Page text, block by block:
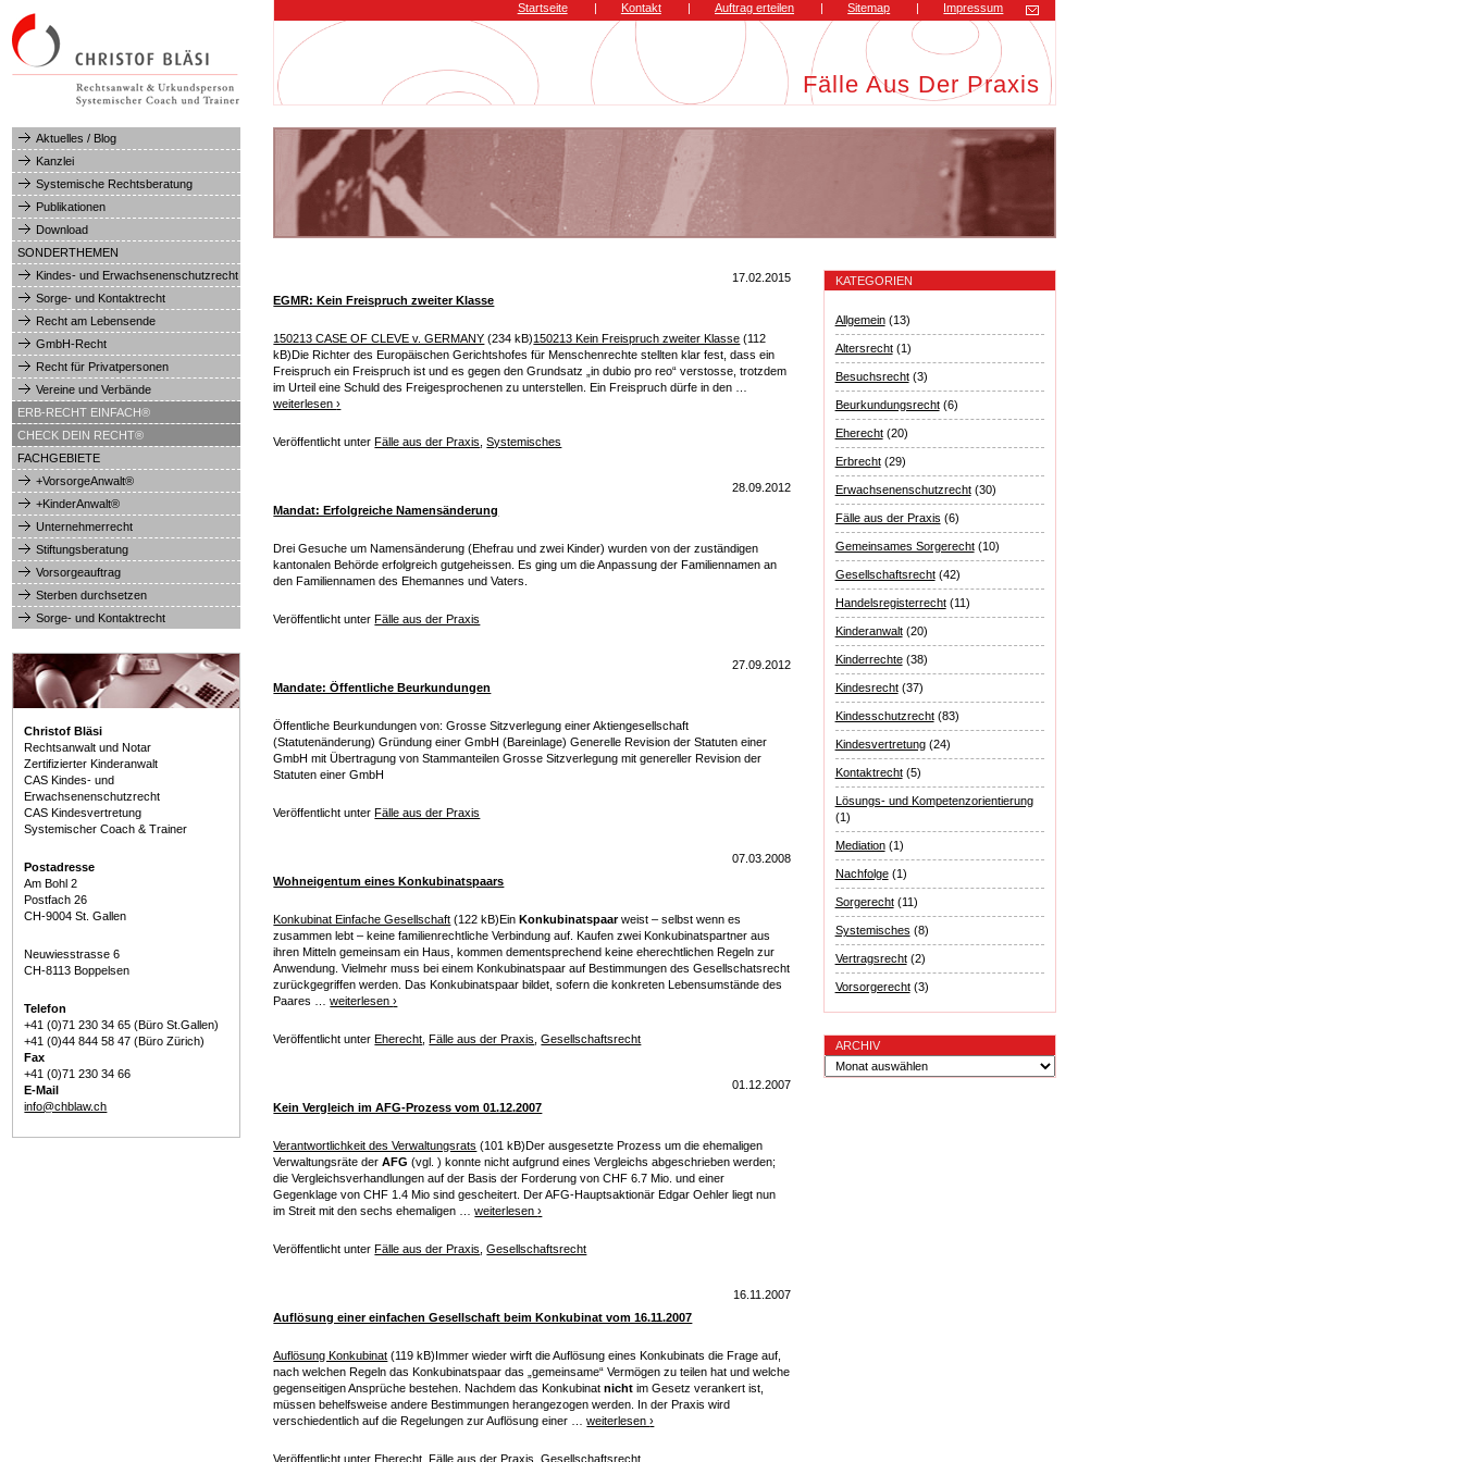
Startseite | Kontakt | Auftrag erteilen | Sitemap | Impressum
Fälle Aus Der Praxis
Aktuelles / Blog
Kanzlei
Systemische Rechtsberatung
Publikationen
Download
SONDERTHEMEN
Kindes- und Erwachsenenschutzrecht
Sorge- und Kontaktrecht
Recht am Lebensende
GmbH-Recht
Recht für Privatpersonen
Vereine und Verbände
ERB-RECHT EINFACH®
CHECK DEIN RECHT®
FACHGEBIETE
+VorsorgeAnwalt®
+KinderAnwalt®
Unternehmerrecht
Stiftungsberatung
Vorsorgeauftrag
Sterben durchsetzen
Sorge- und Kontaktrecht
Christof Bläsi
Rechtsanwalt und Notar
Zertifizierter Kinderanwalt
CAS Kindes- und
Erwachsenenschutzrecht
CAS Kindesvertretung
Systemischer Coach & Trainer
Postadresse
Am Bohl 2
Postfach 26
CH-9004 St. Gallen
Neuwiesstrasse 6
CH-8113 Boppelsen
Telefon
+41 (0)71 230 34 65 (Büro St.Gallen)
+41 (0)44 844 58 47 (Büro Zürich)
Fax
+41 (0)71 230 34 66
E-Mail
info@chblaw.ch
17.02.2015
EGMR: Kein Freispruch zweiter Klasse
150213 CASE OF CLEVE v. GERMANY (234 kB)150213 Kein Freispruch zweiter Klasse (112
kB)Die Richter des Europäischen Gerichtshofes für Menschenrechte stellten klar fest, dass ein
Freispruch ein Freispruch ist und es gegen den Grundsatz „in dubio pro reo“ verstosse, trotzdem
im Urteil eine Schuld des Freigesprochenen zu unterstellen. Ein Freispruch dürfe in den …
weiterlesen›
Veröffentlicht unter Fälle aus der Praxis ,Systemisches
28.09.2012
Mandat: Erfolgreiche Namensänderung
Drei Gesuche um Namensänderung (Ehefrau und zwei Kinder) wurden von der zuständigen
kantonalen Behörde erfolgreich gutgeheissen. Es ging um die Anpassung der Familiennamen an
den Familiennamen des Ehemannes und Vaters.
Veröffentlicht unter Fälle aus der Praxis
27.09.2012
Mandate: Öffentliche Beurkundungen
Öffentliche Beurkundungen von: Grosse Sitzverlegung einer Aktiengesellschaft
(Statutenänderung) Gründung einer GmbH (Bareinlage) Generelle Revision der Statuten einer
GmbH mit Übertragung von Stammanteilen Grosse Sitzverlegung mit genereller Revision der
Statuten einer GmbH
Veröffentlicht unter Fälle aus der Praxis
07.03.2008
Wohneigentum eines Konkubinatspaars
Konkubinat Einfache Gesellschaft (122 kB)EinKonkubinatspaarweist – selbst wenn es
zusammen lebt – keine familienrechtliche Verbindung auf. Kaufen zwei Konkubinatspartner aus
ihren Mitteln gemeinsam ein Haus, kommen dementsprechend keine eherechtlichen Regeln zur
Anwendung. Vielmehr muss bei einem Konkubinatspaar auf Bestimmungen des Gesellschatsrecht
zurückgegriffen werden. Das Konkubinatspaar bildet, sofern die konkreten Lebensumstände des
Paares …weiterlesen›
Veröffentlicht unter Eherecht ,Fälle aus der Praxis ,Gesellschaftsrecht
01.12.2007
Kein Vergleich im AFG-Prozess vom 01.12.2007
Verantwortlichkeit des Verwaltungsrats (101 kB)Der ausgesetzte Prozess um die ehemaligen
Verwaltungsräte derAFG (vgl. ) konnte nicht aufgrund eines Vergleichs abgeschrieben werden;
die Vergleichsverhandlungen auf der Basis der Forderung von CHF 6.7 Mio. und einer
Gegenklage von CHF 1.4 Mio sind gescheitert. Der AFG-Hauptsaktionär Edgar Oehler liegt nun
im Streit mit den sechs ehemaligen …weiterlesen›
Veröffentlicht unter Fälle aus der Praxis ,Gesellschaftsrecht
16.11.2007
Auflösung einer einfachen Gesellschaft beim Konkubinat vom 16.11.2007
Auflösung Konkubinat (119 kB)Immer wieder wirft die Auflösung eines Konkubinats die Frage auf,
nach welchen Regeln das Konkubinatspaar das „gemeinsame“ Vermögen zu teilen hat und welche
gegenseitigen Ansprüche bestehen. Nachdem das Konkubinatnicht im Gesetz verankert ist,
müssen behelfsweise andere Bestimmungen herangezogen werden. In der Praxis wird
verschiedentlich auf die Regelungen zur Auflösung einer …weiterlesen›
Veröffentlicht unter Eherecht ,Fälle aus der Praxis ,Gesellschaftsrecht
KATEGORIEN
Allgemein(13)
Altersrecht(1)
Besuchsrecht(3)
Beurkundungsrecht(6)
Eherecht(20)
Erbrecht(29)
Erwachsenenschutzrecht(30)
Fälle aus der Praxis (6)
Gemeinsames Sorgerecht(10)
Gesellschaftsrecht(42)
Handelsregisterrecht(11)
Kinderanwalt(20)
Kinderrechte(38)
Kindesrecht(37)
Kindesschutzrecht(83)
Kindesvertretung(24)
Kontaktrecht(5)
Lösungs- und Kompetenzorientierung
(1)
Mediation(1)
Nachfolge(1)
Sorgerecht(11)
Systemisches (8)
Vertragsrecht(2)
Vorsorgerecht(3)
ARCHIV